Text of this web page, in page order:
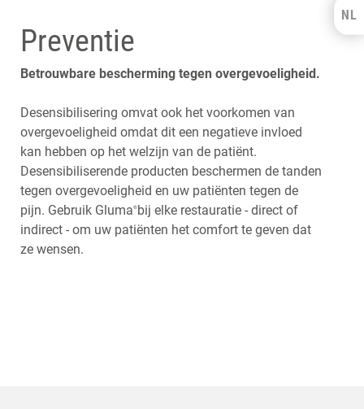
NL
Preventie
Betrouwbare bescherming tegen overgevoeligheid.
Desensibilisering omvat ook het voorkomen van
overgevoeligheid omdat dit een negatieve invloed
kan hebben op het welzijn van de patiënt.
Desensibiliserende producten beschermen de tanden
tegen overgevoeligheid en uw patiënten tegen de
pijn. Gebruik Gluma®bij elke restauratie - direct of
indirect - om uw patiënten het comfort te geven dat
ze wensen.